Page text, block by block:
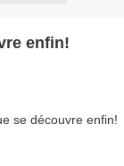
enfin!